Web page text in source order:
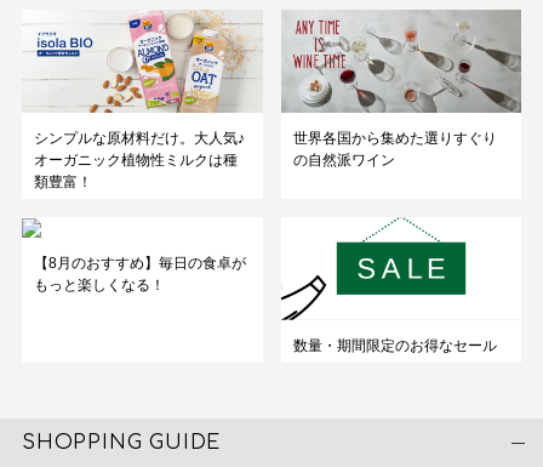
シンプルな原材料だけ。大人気♪
オーガニック植物性ミルクは種
類豊富！
世界各国から集めた選りすぐり
の自然派ワイン
【8月のおすすめ】毎日の食卓が
もっと楽しくなる！
数量・期間限定のお得なセール
SHOPPING GUIDE